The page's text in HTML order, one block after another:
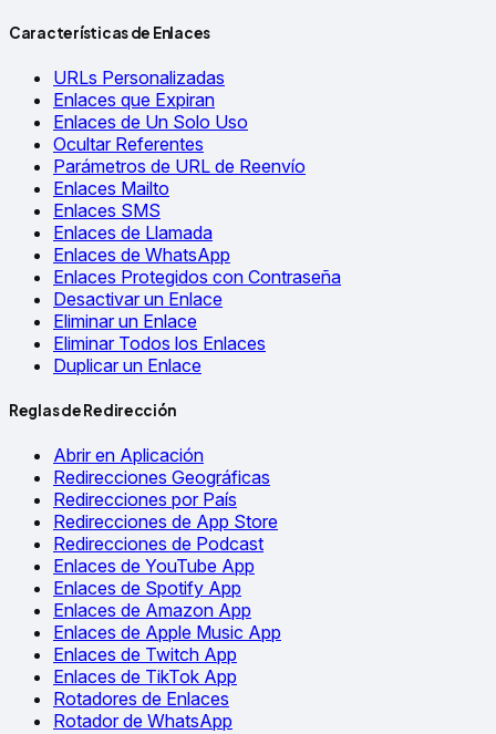
Características de Enlaces
URLs Personalizadas
Enlaces que Expiran
Enlaces de Un Solo Uso
Ocultar Referentes
Parámetros de URL de Reenvío
Enlaces Mailto
Enlaces SMS
Enlaces de Llamada
Enlaces de WhatsApp
Enlaces Protegidos con Contraseña
Desactivar un Enlace
Eliminar un Enlace
Eliminar Todos los Enlaces
Duplicar un Enlace
Reglas de Redirección
Abrir en Aplicación
Redirecciones Geográficas
Redirecciones por País
Redirecciones de App Store
Redirecciones de Podcast
Enlaces de YouTube App
Enlaces de Spotify App
Enlaces de Amazon App
Enlaces de Apple Music App
Enlaces de Twitch App
Enlaces de TikTok App
Rotadores de Enlaces
Rotador de WhatsApp